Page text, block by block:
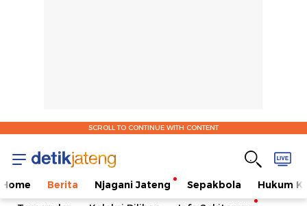
SCROLL TO CONTINUE WITH CONTENT
Home Berita Njagani Jateng Sepakbola
Hukum